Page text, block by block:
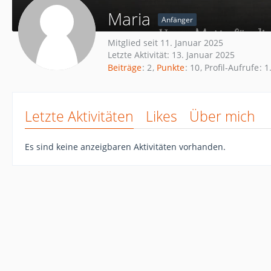
Maria Anfänger
Mitglied seit 11. Januar 2025
Letzte Aktivität: 13. Januar 2025
Beiträge 2 Punkte 10 Profil-Aufrufe
Letzte Aktivitäten Likes Über mich
Es sind keine anzeigbaren Aktivitäten vorhanden.